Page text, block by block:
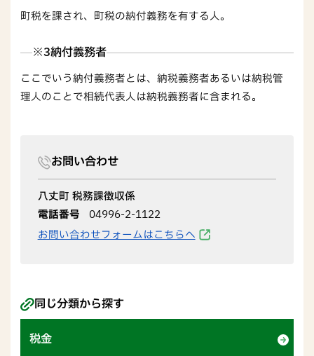
町税を課され、町税の納付義務を有する人。
※3納付義務者
ここでいう納付義務者とは、納税義務者あるいは納税管
理人のことで相続代表人は納税義務者に含まれる。
お問い合わせ
八丈町 税務課徴収係
電話番号
04996-2-1122
お問い合わせフォームはこちらへ
同じ分類から探す
税金